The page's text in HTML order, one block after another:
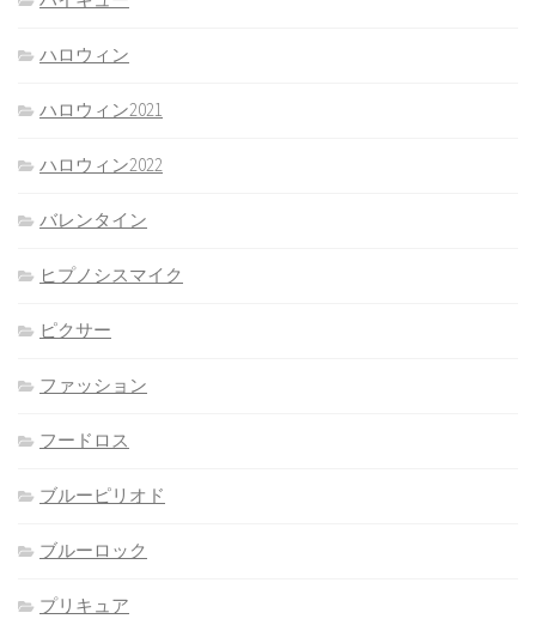
ハロウィン
ハロウィン2021
ハロウィン2022
バレンタイン
ヒプノシスマイク
ピクサー
ファッション
フードロス
ブルーピリオド
ブルーロック
プリキュア